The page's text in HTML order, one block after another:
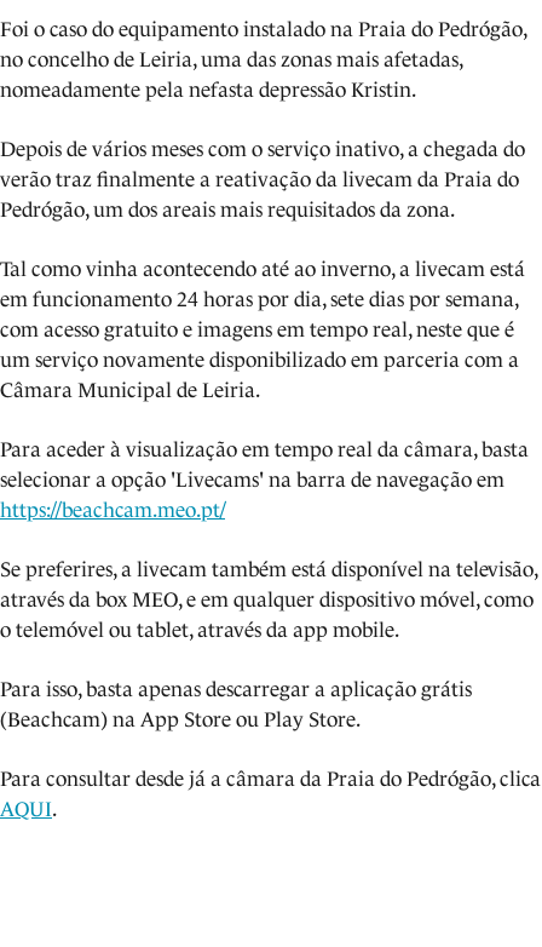
Foi o caso do equipamento instalado na Praia do Pedrógão,
no concelho de Leiria, uma das zonas mais afetadas,
nomeadamente pela nefasta depressão Kristin.
Depois de vários meses com o serviço inativo, a chegada do
verão traz finalmente a reativação da livecam da Praia do
Pedrógão, um dos areais mais requisitados da zona.
Tal como vinha acontecendo até ao inverno, a livecam está
em funcionamento 24 horas por dia, sete dias por semana,
com acesso gratuito e imagens em tempo real, neste que é
um serviço novamente disponibilizado em parceria com a
Câmara Municipal de Leiria.
Para aceder à visualização em tempo real da câmara, basta
selecionar a opção 'Livecams' na barra de navegação em
https://beachcam.meo.pt/
Se preferires, a livecam também está disponível na televisão,
através da box MEO, e em qualquer dispositivo móvel, como
o telemóvel ou tablet, através da app mobile.
Para isso, basta apenas descarregar a aplicação grátis
(Beachcam) na App Store ou Play Store.
Para consultar desde já a câmara da Praia do Pedrógão, clica
AQUI.